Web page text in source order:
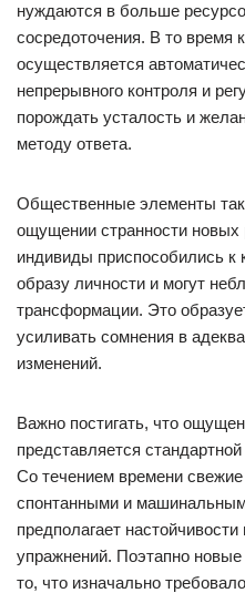
нуждаются в больше
сосредоточения. В то время
осуществляется
непрерывного контроля и
порождать усталость и
методу ответа.
Общественные элементы
ощущении странности
индивиды приспособились к
образу личности и могут
трансформации. Это
усиливать сомнения в
изменений.
Важно постигать, что
представляется
Со течением времени
спонтанными и
предполагает
упражнений. Поэтапно
то, что изначально